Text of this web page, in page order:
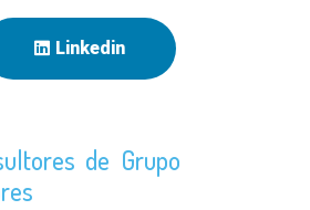
Linkedin
de Grupo